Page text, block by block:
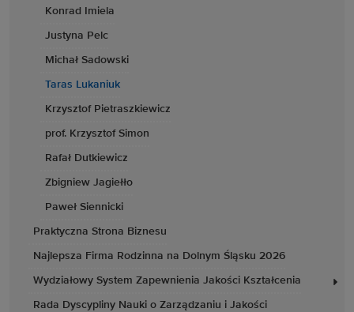
Konrad Imiela
Justyna Pelc
Michał Sadowski
Taras Lukaniuk
Krzysztof Pietraszkiewicz
prof. Krzysztof Simon
Rafał Dutkiewicz
Zbigniew Jagiełło
Paweł Siennicki
Praktyczna Strona Biznesu
Najlepsza Firma Rodzinna na Dolnym Śląsku 2026
Wydziałowy System Zapewnienia Jakości Kształcenia
Rada Dyscypliny Nauki o Zarządzaniu i Jakości